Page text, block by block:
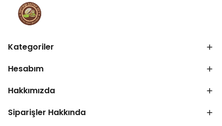
Kategoriler
Hesabım
Hakkımızda
Siparişler Hakkında